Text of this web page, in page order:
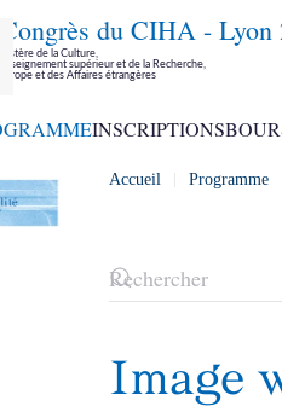
Congrès du CIHA - Lyon
de la Culture,
supérieur et de la Recherche,
et des Affaires étrangères
INSCRIPTIONS
Accueil Programme
Image